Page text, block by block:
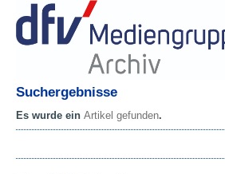
Suchergebnisse
Es wurde ein Artikel gefunden.